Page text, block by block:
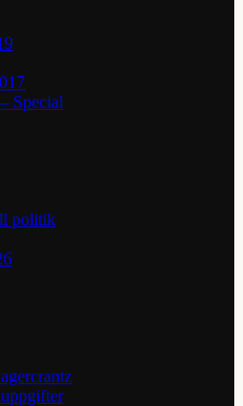
Special
politik